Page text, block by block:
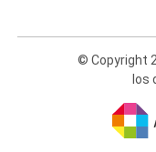
© Copyright
los